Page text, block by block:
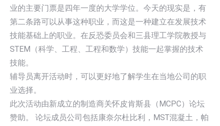
业的主要门票是四年一度的大学学位。今天的现实是，有
第二条路可以从事这种职业，而这是一种建立在发展技术
技能基础上的职业。在反恐委员会和三县理工学院教授与
STEM（科学、工程、工程和数学）技能一起掌握的技术
技能。
辅导员离开活动时，可以更好地了解学生在当地公司的职
业选择。
此次活动由新成立的制造商关怀皮肯斯县（MCPC）论坛
赞助。 论坛成员公司包括康奈尔杜比利，MST混凝土，帕